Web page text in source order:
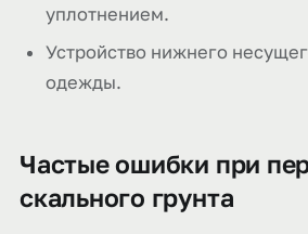
уплотнением.
Устройство нижнего
одежды.
Частые ошибки при
скального грунта